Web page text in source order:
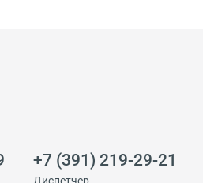
+7 (391) 219-29-21